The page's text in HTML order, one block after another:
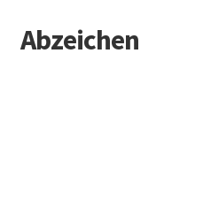
Zur
Navigation
Zum
Inhalt
Abzeichen